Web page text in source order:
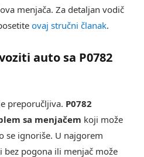
menjača. Za detaljan vodič
ovaj stručni članak.
auto sa P0782
preporučljiva. P0782
sa menjačem koji može
se ignoriše. U najgorem
bez pogona ili menjač može